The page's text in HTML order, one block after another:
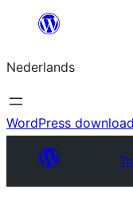
de
inhoud
Nederlands
WordPress